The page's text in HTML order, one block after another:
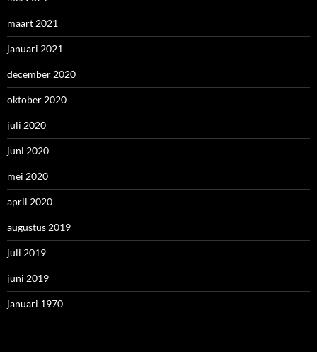
maart 2021
januari 2021
december 2020
oktober 2020
juli 2020
juni 2020
mei 2020
april 2020
augustus 2019
juli 2019
juni 2019
januari 1970